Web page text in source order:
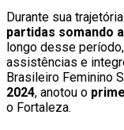
Durante sua
partidas somando
longo desse
assistências e
Brasileiro Feminino
2024, anotou o
o Fortaleza.